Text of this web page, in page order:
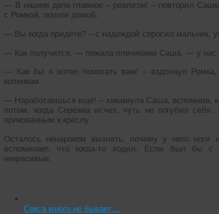
— В нашем деле главное – реализм! – повторил
с Ромкой, пошли домой.
— Вы когда придёте? – с надеждой спросил мальчик,
— Как получится, — пожала плечиками Саша, — у нас
— Как бы я хотел помогать вам! – вздохнул Ромка,
коленкам.
— Наработаешься ещё! – хмыкнула Саша, вспомнив,
потом, когда Серёжка исчез, чуть не погубил
прикованным к креслу.
Осталось ненароком вызнать, почему у него
вспоминает, что когда-то ходил. Если был бы
некрасивые.
Секса много не бывает…